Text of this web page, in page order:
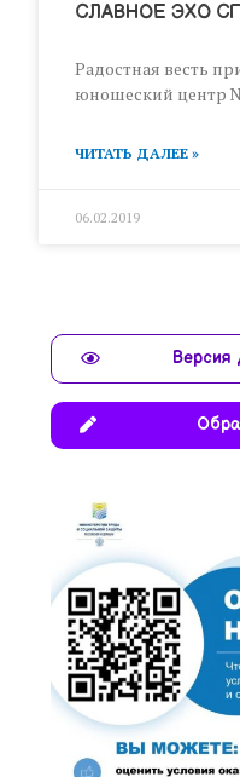
СЛАВНОЕ ЭХО
Радостная весть
юношеский центр
ЧИТАТЬ ДАЛЕЕ »
06.02.2019
Версия